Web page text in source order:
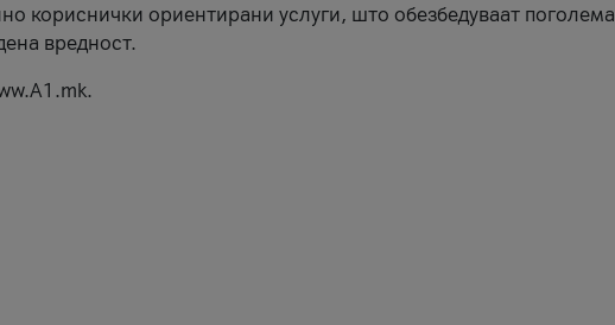
кориснички ориентирани услуги, што обезбедуваат поголема
вредност.